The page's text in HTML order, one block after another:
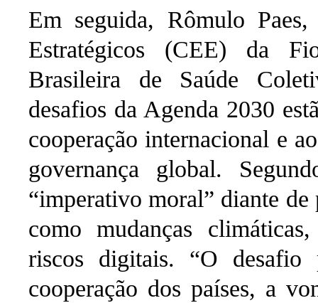
Em seguida, Rômulo Paes
Estratégicos (CEE) da
Brasileira de Saúde
desafios da Agenda 2030
cooperação internacional e
governança global.
“imperativo moral” diante
como mudanças
riscos digitais.
“O desafio
cooperação dos países, a